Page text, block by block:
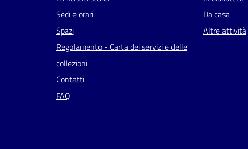
Sedi e orari
Spazi
Regolamento - Carta dei servizi e delle
collezioni
Contatti
FAQ
Da casa
Altre attività